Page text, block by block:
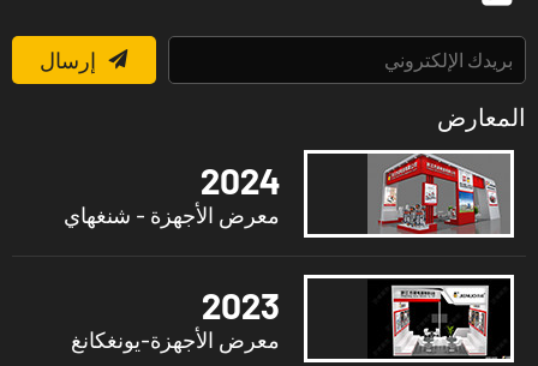
إرسال
المعارض
2024
معرض الأجهزة - شنغهاي
2023
معرض الأجهزة-يونغكانغ